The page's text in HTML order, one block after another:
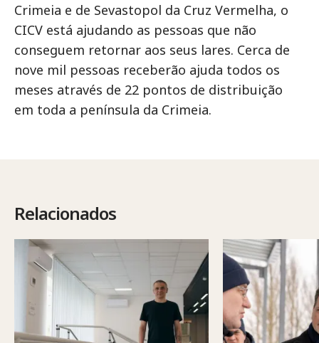
Crimeia e de Sevastopol da Cruz Vermelha, o
CICV está ajudando as pessoas que não
conseguem retornar aos seus lares. Cerca de
nove mil pessoas receberão ajuda todos os
meses através de 22 pontos de distribuição
em toda a península da Crimeia.
Relacionados